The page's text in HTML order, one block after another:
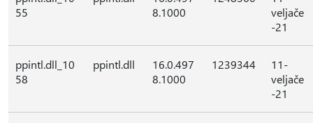
55
8.1000
veljače
-21
ppintl.dll_10
58
ppintl.dll
16.0.497
8.1000
1239344
11-
veljače
-21